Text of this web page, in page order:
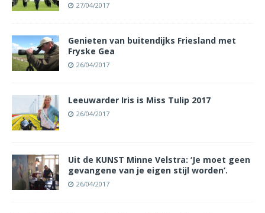
27/04/2017
Genieten van buitendijks Friesland met
Fryske Gea
26/04/2017
Leeuwarder Iris is Miss Tulip 2017
26/04/2017
Uit de KUNST Minne Velstra: ‘Je moet geen
gevangene van je eigen stijl worden’.
26/04/2017